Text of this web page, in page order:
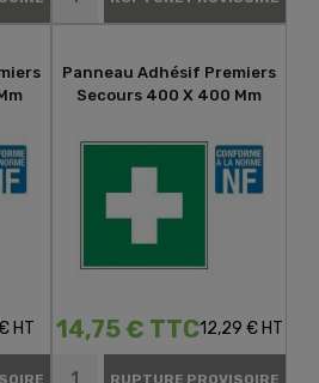
HT
Panneau Adhésif Premiers
Secours 400 X 400 Mm
14,75 € TTC12,29 € HT
RUPTURE PROVISOIRE